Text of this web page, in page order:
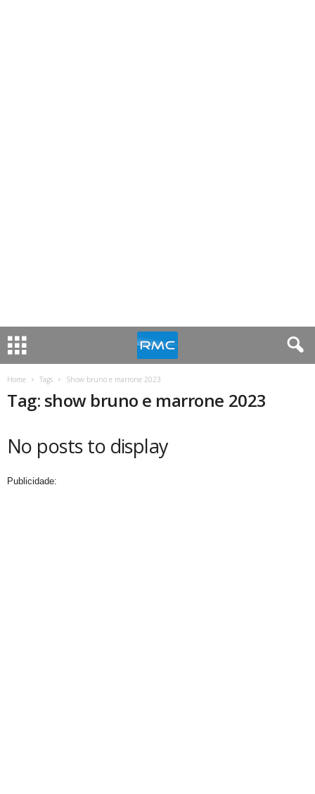
Home Tags Show bruno e marrone 2023
Tag: show bruno e marrone 2023
No posts to display
Publicidade: